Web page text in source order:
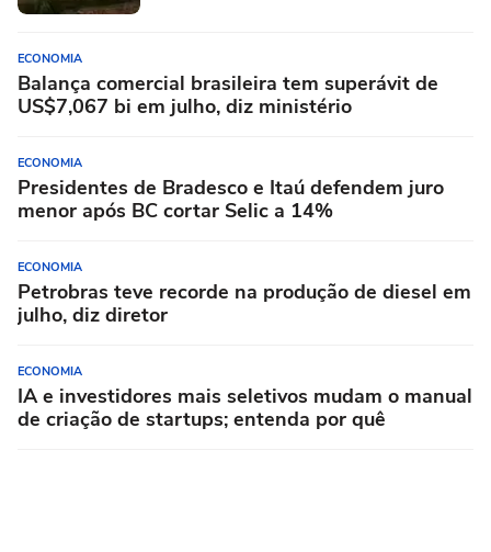
ECONOMIA
Balança comercial brasileira tem superávit de
US$7,067 bi em julho, diz ministério
ECONOMIA
Presidentes de Bradesco e Itaú defendem juro
menor após BC cortar Selic a 14%
ECONOMIA
Petrobras teve recorde na produção de diesel em
julho, diz diretor
ECONOMIA
IA e investidores mais seletivos mudam o manual
de criação de startups; entenda por quê